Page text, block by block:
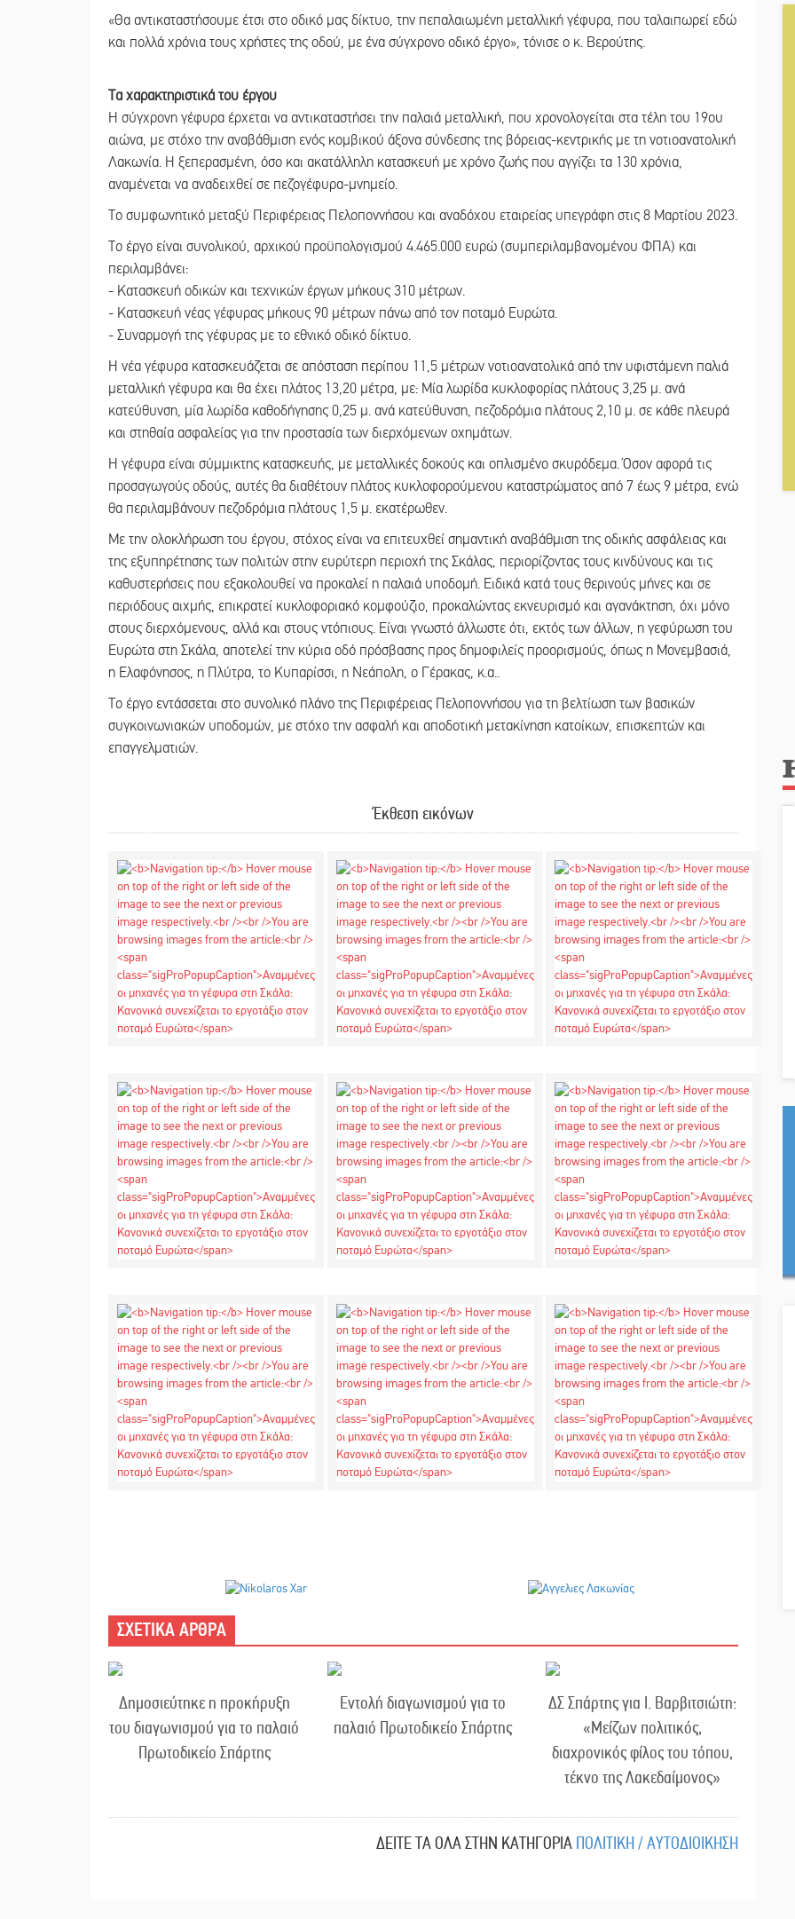
«Θα αντικαταστήσουμε έτσι στο οδικό μας δίκτυο, την πεπαλαιωμένη μεταλλική γέφυρα, που ταλαιπωρεί εδώ
και πολλά χρόνια τους χρήστες της οδού, με ένα σύγχρονο οδικό έργο», τόνισε ο κ. Βερούτης.
Τα χαρακτηριστικά του έργου
Η σύγχρονη γέφυρα έρχεται να αντικαταστήσει την παλαιά μεταλλική, που χρονολογείται στα τέλη του 19ου
αιώνα, με στόχο την αναβάθμιση ενός κομβικού άξονα σύνδεσης της βόρειας-κεντρικής με τη νοτιοανατολική
Λακωνία. Η ξεπερασμένη, όσο και ακατάλληλη κατασκευή με χρόνο ζωής που αγγίζει τα 130 χρόνια,
αναμένεται να αναδειχθεί σε πεζογέφυρα-μνημείο.
Το συμφωνητικό μεταξύ Περιφέρειας Πελοποννήσου και αναδόχου εταιρείας υπεγράφη στις 8 Μαρτίου 2023.
Το έργο είναι συνολικού, αρχικού προϋπολογισμού 4.465.000 ευρώ (συμπεριλαμβανομένου ΦΠΑ) και
περιλαμβάνει:
- Κατασκευή οδικών και τεχνικών έργων μήκους 310 μέτρων.
- Κατασκευή νέας γέφυρας μήκους 90 μέτρων πάνω από τον ποταμό Ευρώτα.
- Συναρμογή της γέφυρας με το εθνικό οδικό δίκτυο.
Η νέα γέφυρα κατασκευάζεται σε απόσταση περίπου 11,5 μέτρων νοτιοανατολικά από την υφιστάμενη παλιά
μεταλλική γέφυρα και θα έχει πλάτος 13,20 μέτρα, με: Μία λωρίδα κυκλοφορίας πλάτους 3,25 μ. ανά
κατεύθυνση, μία λωρίδα καθοδήγησης 0,25 μ. ανά κατεύθυνση, πεζοδρόμια πλάτους 2,10 μ. σε κάθε πλευρά
και στηθαία ασφαλείας για την προστασία των διερχόμενων οχημάτων.
Η γέφυρα είναι σύμμικτης κατασκευής, με μεταλλικές δοκούς και οπλισμένο σκυρόδεμα. Όσον αφορά τις
προσαγωγούς οδούς, αυτές θα διαθέτουν πλάτος κυκλοφορούμενου καταστρώματος από 7 έως 9 μέτρα, ενώ
θα περιλαμβάνουν πεζοδρόμια πλάτους 1,5 μ. εκατέρωθεν.
Με την ολοκλήρωση του έργου, στόχος είναι να επιτευχθεί σημαντική αναβάθμιση της οδικής ασφάλειας και
της εξυπηρέτησης των πολιτών στην ευρύτερη περιοχή της Σκάλας, περιορίζοντας τους κινδύνους και τις
καθυστερήσεις που εξακολουθεί να προκαλεί η παλαιά υποδομή. Ειδικά κατά τους θερινούς μήνες και σε
περιόδους αιχμής, επικρατεί κυκλοφοριακό κομφούζιο, προκαλώντας εκνευρισμό και αγανάκτηση, όχι μόνο
στους διερχόμενους, αλλά και στους ντόπιους. Είναι γνωστό άλλωστε ότι, εκτός των άλλων, η γεφύρωση του
Ευρώτα στη Σκάλα, αποτελεί την κύρια οδό πρόσβασης προς δημοφιλείς προορισμούς, όπως η Μονεμβασιά,
η Ελαφόνησος, η Πλύτρα, το Κυπαρίσσι, η Νεάπολη, ο Γέρακας, κ.α..
Το έργο εντάσσεται στο συνολικό πλάνο της Περιφέρειας Πελοποννήσου για τη βελτίωση των βασικών
συγκοινωνιακών υποδομών, με στόχο την ασφαλή και αποδοτική μετακίνηση κατοίκων, επισκεπτών και
επαγγελματιών.
Έκθεση εικόνων
ΣΧΕΤΙΚΑ ΑΡΘΡΑ
Δημοσιεύτηκε η προκήρυξη
του διαγωνισμού για το παλαιό
Πρωτοδικείο Σπάρτης
Εντολή διαγωνισμού για το
παλαιό Πρωτοδικείο Σπάρτης
ΔΣ Σπάρτης για Ι. Βαρβιτσιώτη:
«Μείζων πολιτικός,
διαχρονικός φίλος του τόπου,
τέκνο της Λακεδαίμονος»
ΔΕΙΤΕ ΤΑ ΟΛΑ ΣΤΗΝ ΚΑΤΗΓΟΡΙΑ ΠΟΛΙΤΙΚΗ / ΑΥΤΟΔΙΟΙΚΗΣΗ